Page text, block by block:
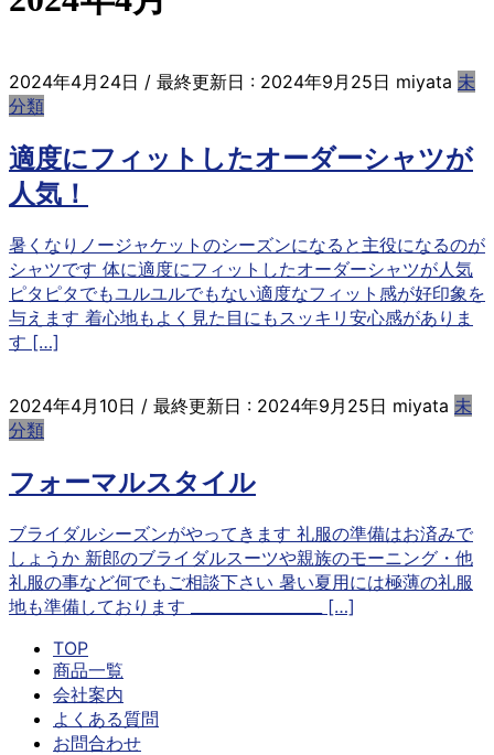
2024年4月24日 / 最終更新日 : 2024年9月25日 miyata 未
分類
適度にフィットしたオーダーシャツが
人気！
暑くなりノージャケットのシーズンになると主役になるのが
シャツです 体に適度にフィットしたオーダーシャツが人気
ピタピタでもユルユルでもない適度なフィット感が好印象を
与えます 着心地もよく見た目にもスッキリ安心感がありま
す […]
2024年4月10日 / 最終更新日 : 2024年9月25日 miyata 未
分類
フォーマルスタイル
ブライダルシーズンがやってきます 礼服の準備はお済みで
しょうか 新郎のブライダルスーツや親族のモーニング・他
礼服の事など何でもご相談下さい 暑い夏用には極薄の礼服
地も準備しております _________________ […]
TOP
商品一覧
会社案内
よくある質問
お問合わせ